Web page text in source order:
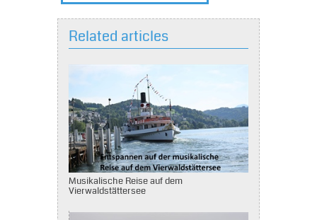
Related articles
Musikalische Reise auf dem
Vierwaldstättersee